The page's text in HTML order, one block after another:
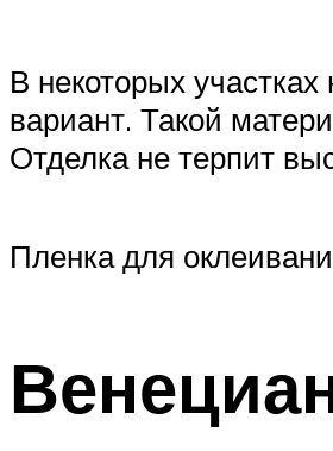
В некоторых
вариант. Такой
Отделка не терпит
Пленка для